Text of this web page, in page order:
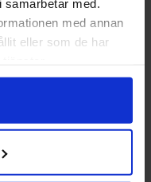
samarbetar med.
med annan
eller som de har